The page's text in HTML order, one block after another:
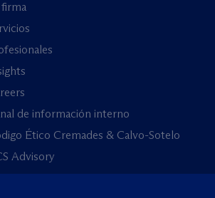
firma
de información interno
Ético Cremades & Calvo-Sotelo
Advisory